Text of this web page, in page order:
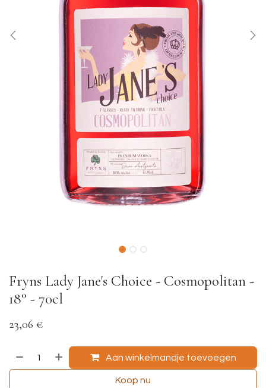
Fryns Lady Jane's Choice - Cosmopolitan -
18° - 70cl
23,06 €
Aan winkelmandje toevoegen
Koop nu